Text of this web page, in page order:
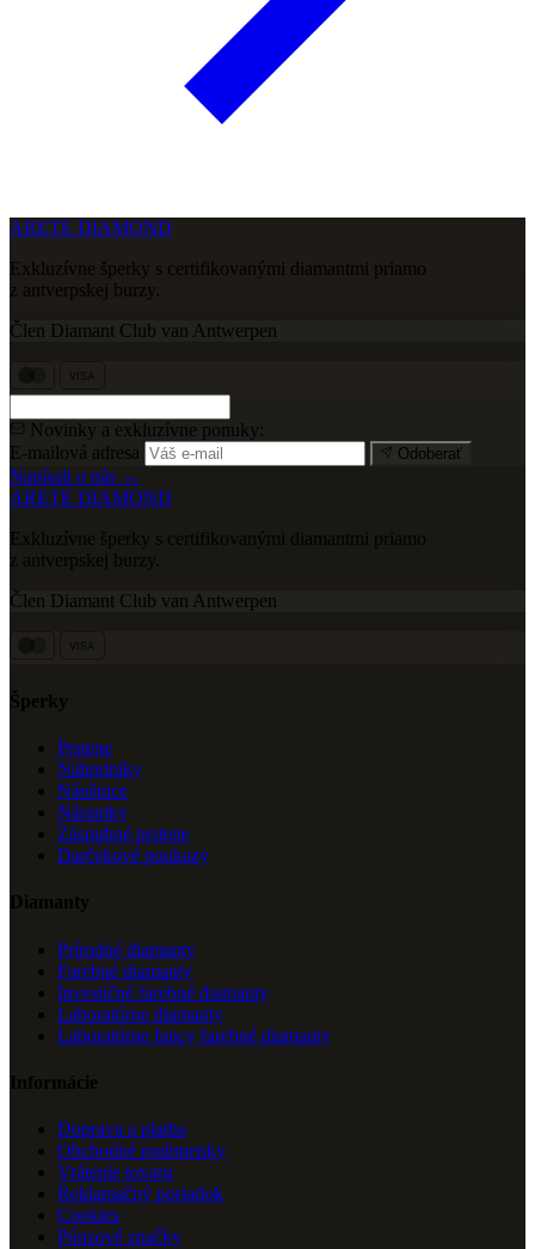
ARETE DIAMOND
Exkluzívne šperky s certifikovanými diamantmi priamo
z antverpskej burzy.
Člen Diamant Club van Antwerpen
Novinky a exkluzívne ponuky:
E-mailová adresa
Odoberať
Napísali o nás →
ARETE DIAMOND
Exkluzívne šperky s certifikovanými diamantmi priamo
z antverpskej burzy.
Člen Diamant Club van Antwerpen
Šperky
Prstene
Náhrelníky
Náušnice
Náramky
Zásnubné prstene
Darčekové poukazy
Diamanty
Prírodné diamanty
Farebné diamanty
Investičné farebné diamanty
Laboratórne diamanty
Laboratórne fancy farebné diamanty
Informácie
Doprava a platba
Obchodné podmienky
Vrátenie tovaru
Reklamačný poriadok
Cookies
Púnzové značky